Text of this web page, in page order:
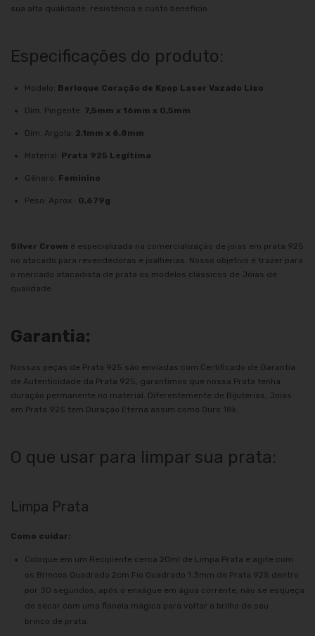
sua alta qualidade, resistência e custo benefício.
Especificações do produto:
Modelo: Berloque Coração de Kpop Laser Vazado Liso
Dim. Pingente: 7,5mm x 16mm x 0,5mm
Dim. Argola: 2,1mm x 6,8mm
Material: Prata 925 Legítima
Gênero: Feminino
Peso: Aprox.: 0,679g
Silver Crown é especializada na comercialização de joias em prata 925
no atacado para revendedoras e joalherias. Nosso objetivo é trazer para
o mercado atacadista de prata os modelos clássicos de Jóias de
qualidade.
Garantia:
Nossas peças de Prata 925 são enviadas com Certificado de Garantia
de Autenticidade da Prata 925, garantimos que nossa Prata tenha
duração permanente no material. Diferentemente de Bijuterias, Joias
em Prata 925 tem Duração Eterna assim como Ouro 18k.
O que usar para limpar sua prata:
Limpa Prata
Como cuidar:
Coloque em um Recipiente cerca 20ml de Limpa Prata e agite com
os Brincos Quadrado 2cm Fio Quadrado 1,3mm de Prata 925 dentro
por 30 segundos, após o enxágue em água corrente, não se esqueça
de secar com uma flanela mágica para voltar o brilho de seu
brinco de prata.